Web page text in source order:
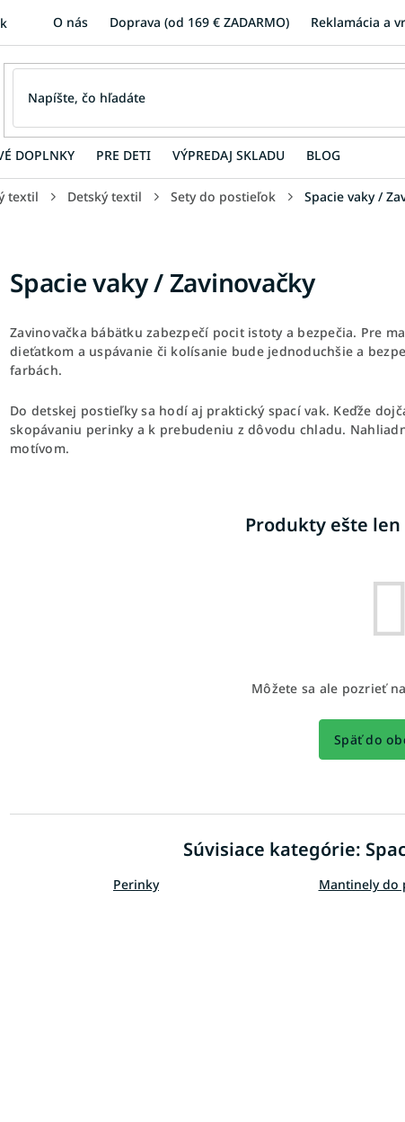
O nás Doprava (od 169 € ZADARMO) Reklamácia a
DOPLNKY PRE DETI VÝPREDAJ SKLADU BLOG
textil Detský textil Sety do postieľok Spacie vaky /
Spacie vaky / Zavinovačky
Zavinovačka bábätku zabezpečí pocit istoty a bezpečia. Pre
dieťatkom a uspávanie či kolísanie bude jednoduchšie a
farbách.
Do detskej postieľky sa hodí aj praktický spací vak. Keďže
skopávaniu perinky a k prebudeniu z dôvodu chladu.
motívom.
Produkty ešte
Môžete sa ale pozrieť
Späť do
Súvisiace kategórie:
Perinky Mantinely do